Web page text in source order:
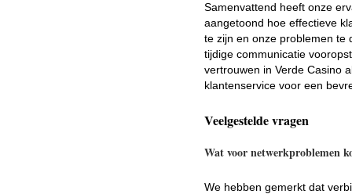
Samenvattend heeft onze
aangetoond hoe effectieve
te zijn en onze problemen te
tijdige communicatie
vertrouwen in Verde Casino
klantenservice voor een
Veelgestelde vragen
Wat voor netwerkproblemen
We hebben gemerkt dat